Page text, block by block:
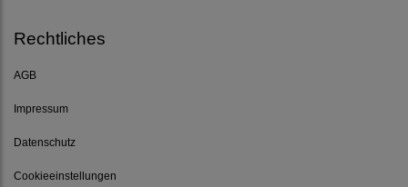
Rechtliches
AGB
Impressum
Datenschutz
Cookieeinstellungen